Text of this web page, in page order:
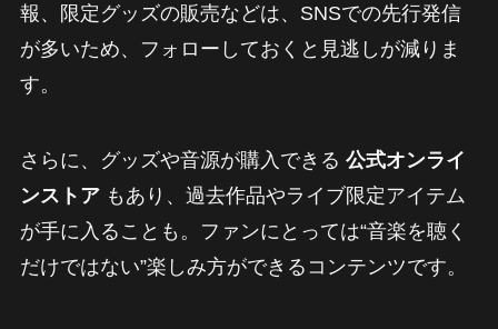
報、限定グッズの販売などは、SNSでの先行発信
が多いため、フォローしておくと見逃しが減りま
す。
さらに、グッズや音源が購入できる 公式オンライ
ンストアもあり、過去作品やライブ限定アイテム
が手に入ることも。ファンにとっては“音楽を聴く
だけではない”楽しみ方ができるコンテンツです。